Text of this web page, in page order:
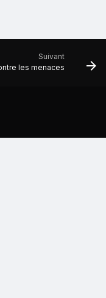
Suivant
les menaces